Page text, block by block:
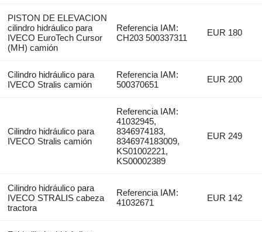
PISTON DE ELEVACION
cilindro hidráulico para
IVECO EuroTech Cursor
(MH) camión
Referencia IAM:
CH203 500337311
EUR 180
Cilindro hidráulico para
IVECO Stralis camión
Referencia IAM:
500370651
EUR 200
Cilindro hidráulico para
IVECO Stralis camión
Referencia IAM:
41032945,
8346974183,
8346974183009,
KS01002221,
KS00002389
EUR 249
Cilindro hidráulico para
IVECO STRALIS cabeza
tractora
Referencia IAM:
41032671
EUR 142